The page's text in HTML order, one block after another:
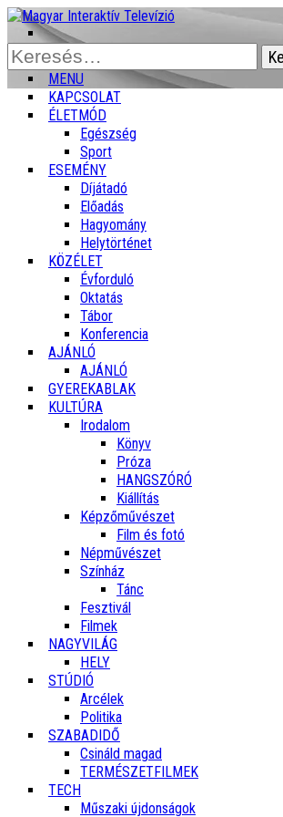
Keresés:
MENU
KAPCSOLAT
ÉLETMÓD
Egészség
Sport
ESEMÉNY
Díjátadó
Előadás
Hagyomány
Helytörténet
KÖZÉLET
Évforduló
Oktatás
Tábor
Konferencia
AJÁNLÓ
AJÁNLÓ
GYEREKABLAK
KULTÚRA
Irodalom
Könyv
Próza
HANGSZÓRÓ
Kiállítás
Képzőművészet
Film és fotó
Népművészet
Színház
Tánc
Fesztivál
Filmek
NAGYVILÁG
HELY
STÚDIÓ
Arcélek
Politika
SZABADIDŐ
Csináld magad
TERMÉSZETFILMEK
TECH
Műszaki újdonságok